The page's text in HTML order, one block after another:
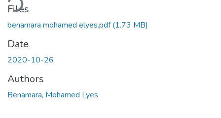
Files
benamara mohamed elyes.pdf(1.73 MB)
Date
2020-10-26
Authors
Benamara, Mohamed Lyes